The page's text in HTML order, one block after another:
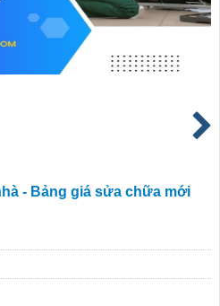
- Bảng giá sửa chữa mới